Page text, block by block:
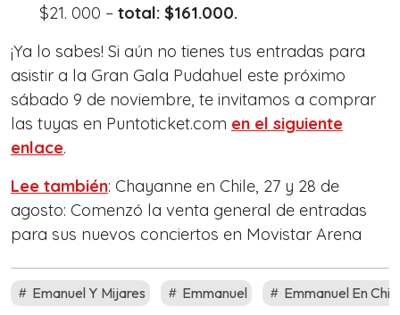
$21. 000 – total: $161.000.
¡Ya lo sabes! Si aún no tienes tus entradas para
asistir a la Gran Gala Pudahuel este próximo
sábado 9 de noviembre, te invitamos a comprar
las tuyas en Puntoticket.com en el siguiente
enlace.
Lee también: Chayanne en Chile, 27 y 28 de
agosto: Comenzó la venta general de entradas
para sus nuevos conciertos en Movistar Arena
Emanuel Y Mijares Emmanuel Emmanuel En Chile